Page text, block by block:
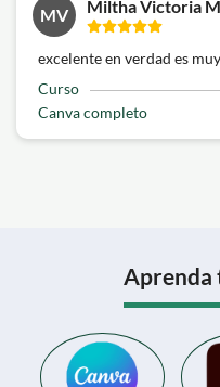
MV Miltha Victoria
excelente en verdad es
Curso
Canva completo
Aprenda